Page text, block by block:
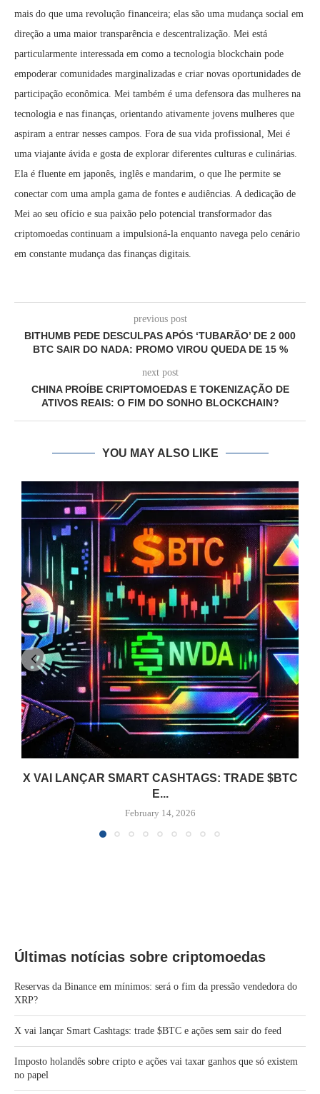
mais do que uma revolução financeira; elas são uma mudança social em
direção a uma maior transparência e descentralização. Mei está
particularmente interessada em como a tecnologia blockchain pode
empoderar comunidades marginalizadas e criar novas oportunidades de
participação econômica. Mei também é uma defensora das mulheres na
tecnologia e nas finanças, orientando ativamente jovens mulheres que
aspiram a entrar nesses campos. Fora de sua vida profissional, Mei é
uma viajante ávida e gosta de explorar diferentes culturas e culinárias.
Ela é fluente em japonês, inglês e mandarim, o que lhe permite se
conectar com uma ampla gama de fontes e audiências. A dedicação de
Mei ao seu ofício e sua paixão pelo potencial transformador das
criptomoedas continuam a impulsioná-la enquanto navega pelo cenário
em constante mudança das finanças digitais.
previous post
BITHUMB PEDE DESCULPAS APÓS ‘TUBARÃO’ DE 2 000
BTC SAIR DO NADA: PROMO VIROU QUEDA DE 15 %
next post
CHINA PROÍBE CRIPTOMOEDAS E TOKENIZAÇÃO DE
ATIVOS REAIS: O FIM DO SONHO BLOCKCHAIN?
YOU MAY ALSO LIKE
X VAI LANÇAR SMART CASHTAGS: TRADE $BTC
E...
February 14, 2026
Últimas notícias sobre criptomoedas
Reservas da Binance em mínimos: será o fim da pressão vendedora do
XRP?
X vai lançar Smart Cashtags: trade $BTC e ações sem sair do feed
Imposto holandês sobre cripto e ações vai taxar ganhos que só existem
no papel